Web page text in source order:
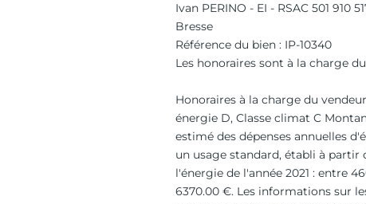
Ivan PERINO - EI - RSAC 501 910
Bresse
Référence du bien : IP-10340
Les honoraires sont à la charge
Honoraires à la charge du
énergie D, Classe climat C
estimé des dépenses annuelles
un usage standard, établi à partir
l'énergie de l'année 2021 : entre
6370.00 €. Les informations sur